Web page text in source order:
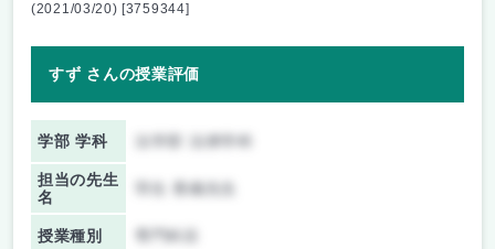
(2021/03/20) [3759344]
すず さんの授業評価
学部 学科
担当の先生
名
羽生 香織先生
授業種別